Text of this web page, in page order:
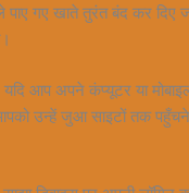
पाए गए खाते तुरंत बंद कर
यदि आप अपने कंप्यूटर या
उन्हें जुआ साइटों तक